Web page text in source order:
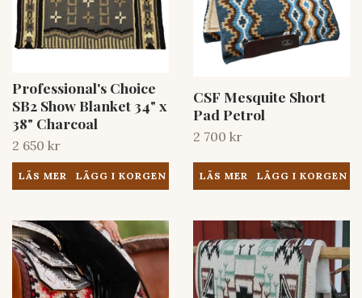
Professional's Choice
SB2 Show Blanket 34" x
38" Charcoal
2 650 kr
LÄS MER
CSF Mesquite Short
Pad Petrol
2 700 kr
LÄS MER